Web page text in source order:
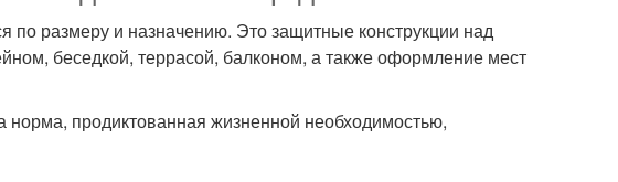
по размеру и назначению. Это защитные конструкции над
беседкой, террасой, балконом, а также оформление мест
норма, продиктованная жизненной необходимостью,